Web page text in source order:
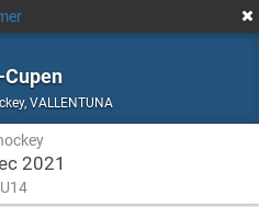
Cupen
, Ishockey
VALLENTUNAVALLENTUNA
2021
U14